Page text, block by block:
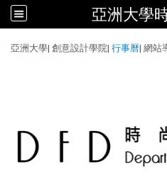
亞洲大學
亞洲大學| 創意設計學院| 行事曆| 網站